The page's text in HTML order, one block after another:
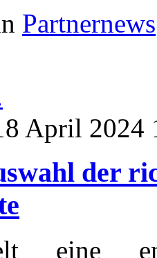
Partnernews
April 2024
der
eine